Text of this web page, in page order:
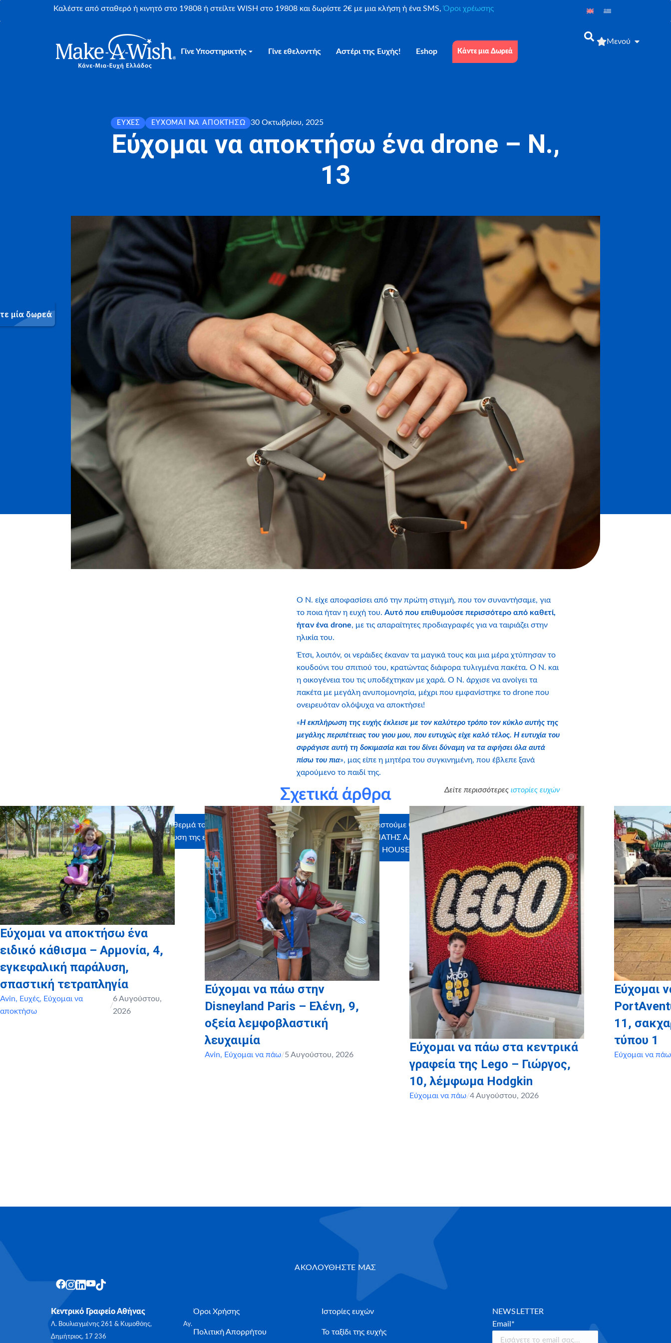
Καλέστε από σταθερό ή κινητό στο 19808 ή στείλτε WISH στο 19808 και δωρίστε 2€ με μια κλήση ή ένα SMS,Όροι χρέωσης
Γίνε Υποστηρικτής Γίνε εθελοντής Αστέρι της Ευχής! Eshop Κάντε μια Δωρεά
Μενού
ΕΥΧΈΣ ΕΎΧΟΜΑΙ ΝΑ ΑΠΟΚΤΉΣΩ 30 Οκτωβρίου, 2025
Εύχομαι να αποκτήσω ένα drone – Ν.,
13
Ο Ν. είχε αποφασίσει από την πρώτη στιγμή, που τον συναντήσαμε, για
το ποια ήταν η ευχή του. Αυτό που επιθυμούσε περισσότερο από καθετί,
ήταν ένα drone, με τις απαραίτητες προδιαγραφές για να ταιριάζει στην
ηλικία του.
Έτσι, λοιπόν, οι νεράιδες έκαναν τα μαγικά τους και μια μέρα χτύπησαν το
κουδούνι του σπιτιού του, κρατώντας διάφορα τυλιγμένα πακέτα. Ο Ν. και
η οικογένεια του τις υποδέχτηκαν με χαρά. Ο Ν. άρχισε να ανοίγει τα
πακέτα με μεγάλη ανυπομονησία, μέχρι που εμφανίστηκε το drone που
ονειρευόταν ολόψυχα να αποκτήσει!
«Η εκπλήρωση της ευχής έκλεισε με τον καλύτερο τρόπο τον κύκλο αυτής της
μεγάλης περιπέτειας του γιου μου, που ευτυχώς είχε καλό τέλος. Η ευτυχία του
σφράγισε αυτή τη δοκιμασία και του δίνει δύναμη να τα αφήσει όλα αυτά
πίσω του πια», μας είπε η μητέρα του συγκινημένη, που έβλεπε ξανά
χαρούμενο το παιδί της.
Δείτε περισσότερες ιστορίες ευχών
Ευχαριστούμε θερμά τους εθελοντές που έλαβαν μέρος
στην εκπλήρωση της ευχής: ΠΑΝΑΓΙΩΤΑ ΠΑΛΙΟΥΡΑ
Ευχαριστούμε θερμά τους χορηγούς: ΚΩΤΣΟΒΟΛΟΣ,
ΣΤΑΜΑΤΗΣ ΑΛΕΤΡΑΣ ARTISAN BAKERY & COFFEE
HOUSE, myikona, PIZZA FAN, Craftbox
Σχετικά άρθρα
Εύχομαι να αποκτήσω ένα
ειδικό κάθισμα – Αρμονία, 4,
εγκεφαλική παράλυση,
σπαστική τετραπληγία
Avin, Ευχές, Εύχομαι να
αποκτήσω
/
6 Αυγούστου,
2026
Εύχομαι να πάω στην
Disneyland Paris – Ελένη, 9,
οξεία λεμφοβλαστική
λευχαιμία
Avin, Εύχομαι να πάω/5 Αυγούστου, 2026
Εύχομαι να πάω στα κεντρικά
γραφεία της Lego – Γιώργος,
10, λέμφωμα Hodgkin
Εύχομαι να πάω/4 Αυγούστου, 2026
Εύχομαι
11,
τύπου 1
Εύχομαι να πάω
ΑΚΟΛΟΥΘΗΣΤΕ ΜΑΣ
Κεντρικό Γραφείο Αθήνας
Λ. Βουλιαγμένης 261 & Κυμοθόης, Αγ.
Δημήτριος, 17 236
Όροι Χρήσης
Πολιτική Απορρήτου
Ιστορίες ευχών
Το ταξίδι της ευχής
NEWSLETTER
Email*